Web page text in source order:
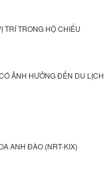
TRÍ TRONG HỘ CHIẾU
ẢNH HƯỞNG ĐẾN DU LỊCH
ANH ĐÀO (NRT-KIX)